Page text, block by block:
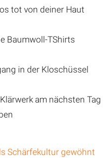
tot von deiner Haut
Baumwoll-TShirts
in der Kloschüssel
am nächsten Tag
Schärfekultur gewöhnt